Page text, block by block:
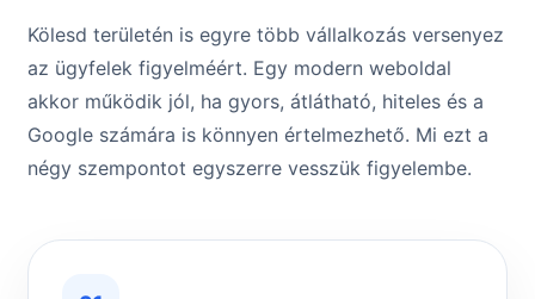
Kölesd területén is egyre több vállalkozás versenyez
az ügyfelek figyelméért. Egy modern weboldal
akkor működik jól, ha gyors, átlátható, hiteles és a
Google számára is könnyen értelmezhető. Mi ezt a
négy szempontot egyszerre vesszük figyelembe.